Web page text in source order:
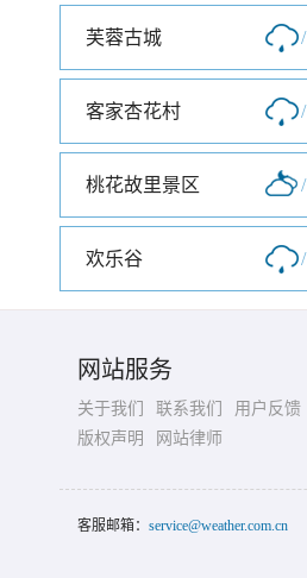
芙蓉古城 /
客家杏花村 /
桃花故里景区 /
欢乐谷 /
网站服务
关于我们 联系我们
用户反馈
版权声明
网站律师
客服邮箱： service@weather.com.cn